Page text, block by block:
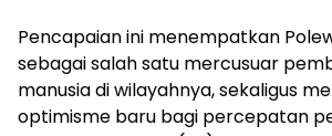
Pencapaian ini menempatkan
sebagai salah satu mercusuar
manusia di wilayahnya, sekaligus
optimisme baru bagi percepatan